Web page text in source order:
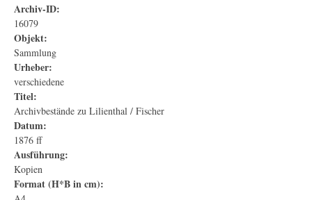
Archiv-ID:
16079
Objekt:
Sammlung
Urheber:
verschiedene
Titel:
Archivbestände zu Lilienthal / Fischer
Datum:
1876 ff
Ausführung:
Kopien
Format (H*B in cm):